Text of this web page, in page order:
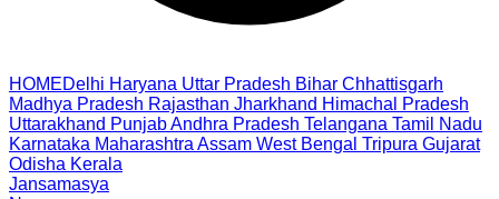
HOMEDelhi Haryana Uttar Pradesh Bihar Chhattisgarh
Madhya Pradesh Rajasthan Jharkhand Himachal Pradesh
Uttarakhand PunjabAndhra Pradesh Telangana Tamil Nadu
Karnataka Maharashtra Assam West Bengal Tripura Gujarat
Odisha Kerala
Jansamasya